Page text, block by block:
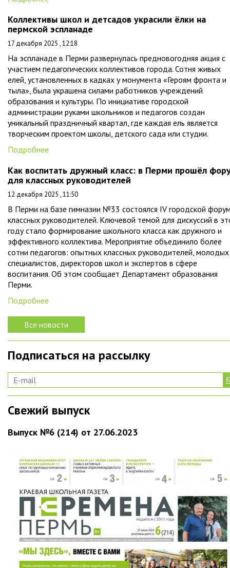
Коллективы школ и детсадов украсили ёлки на
пермской эспланаде
17 декабря 2025 , 12:18
На эспланаде в Перми развернулась предновогодняя акция с
участием педагогических коллективов города. Сотня живых
елей, установленных в кадках у монумента «Героям фронта и
тыла», была украшена силами работников учреждений
образования и культуры. По инициативе городской
администрации руками школьников и педагогов создан
уникальный праздничный квартал, где каждая ель является
творческим проектом школы, детского сада или студии.
Подробнее
Как воспитать дружный класс: в Перми прошёл
для классных руководителей
12 декабря 2025 , 11:50
В Перми на базе гимназии №33 состоялся IV городской
классных руководителей. Ключевой темой для дискуссий в
году стало формирование школьного класса как дружного и
эффективного коллектива. Мероприятие объединило более
сотни педагогов: опытных классных руководителей, молодых
специалистов, директоров школ и экспертов в сфере
воспитания. Об этом сообщает Департамент образования
Перми.
Подробнее
Все новости
Подписаться на рассылку
Свежий выпуск
Выпуск №6 (214) от 27.06.2023